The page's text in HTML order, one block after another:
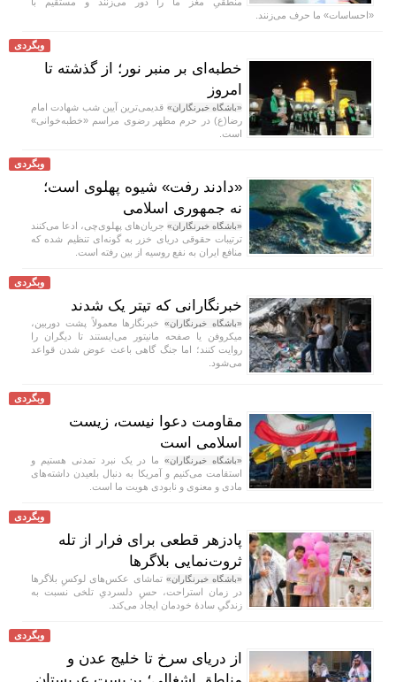
«احساسات» ما حرف می‌زنند.
وبگردی
خطبه‌ای بر منبر نور؛ از گذشته تا
امروز
«باشگاه خبرنگاران» قدیمی‌ترین آیین شب شهادت امام
رضا(ع) در حرم مطهر رضوی مراسم «خطبه‌خوانی»
است.
وبگردی
«دادند رفت» شیوه پهلوی است؛
نه جمهوری اسلامی
«باشگاه خبرنگاران» جریان‌های پهلوی‌چی، ادعا می‌کنند
ترتیبات حقوقی دریای خزر به گونه‌ای تنظیم شده که
منافع ایران به نفع روسیه از بین رفته است.
وبگردی
خبرنگارانی که تیتر یک شدند
«باشگاه خبرنگاران»خبرنگار‌ها معمولاً پشت دوربین،
میکروفن یا صفحه مانیتور می‌ایستند تا دیگران را
روایت کنند؛ اما جنگ گاهی باعث عوض شدن قواعد
می‌شود.
وبگردی
مقاومت دعوا نیست، زیست
اسلامی است
«باشگاه خبرنگاران»ما در یک نبرد تمدنی هستیم و
استقامت می‌کنیم و آمریکا به دنبال بلعیدن داشته‌های
مادی و معنوی و نابودی هویت ما است.
وبگردی
پادزهر قطعی برای فرار از تله
ثروت‌نمایی بلاگر‌ها
«باشگاه خبرنگاران» تماشای عکس‌های لوکسِ بلاگر‌ها
در زمان استراحت، حسِ دلسردیِ تلخی نسبت به
زندگیِ سادهٔ خودمان ایجاد می‌کند.
وبگردی
از دریای سرخ تا خلیج عدن و